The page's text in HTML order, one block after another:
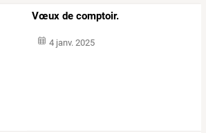
Vœux de comptoir.
4 janv. 2025